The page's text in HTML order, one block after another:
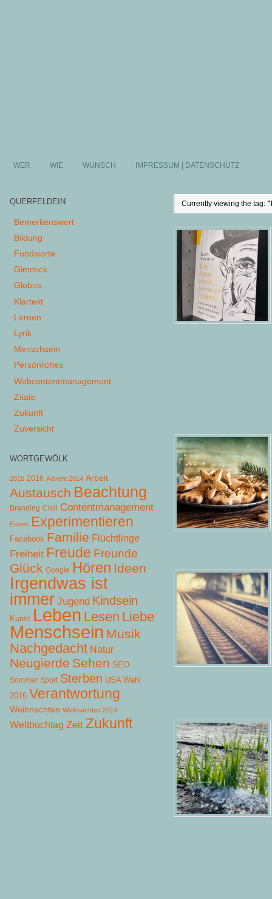
WER WIE WUNSCH IMPRESSUM | DATENSCHUTZ
Currently viewing the tag:
QUERFELDEIN
Bemerkenswert
Bildung
Fundworte
Gimmick
Globus
Klartext
Lernen
Lyrik
Menschsein
Persönliches
Webcontentmanagement
Zitate
Zukunft
Zuversicht
WORTGEWÖLK
2015 2016 Advent 2014 Arbeit
Austausch Beachtung
Branding Chill Contentmanagement
Essen Experimentieren
Facebook Familie Flüchtlinge
Freiheit Freude Freunde
Glück Google Hören Ideen
Irgendwas ist
immer Jugend Kindsein
Kunst Leben Lesen Liebe
Menschsein Musik
Nachgedacht Natur
Neugierde Sehen SEO
Sommer Sport Sterben USA Wahl
2016 Verantwortung
Weihnachten Weihnachten 2014
Weltbuchtag Zeit Zukunft